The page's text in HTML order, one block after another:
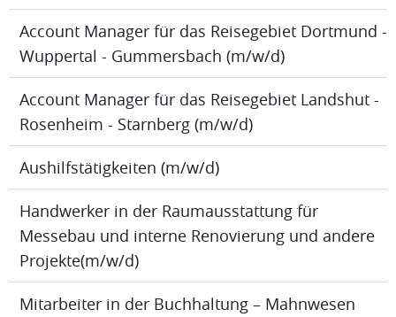
Account Manager für das Reisegebiet Dortmund -
Wuppertal - Gummersbach (m/w/d)
Account Manager für das Reisegebiet Landshut -
Rosenheim - Starnberg (m/w/d)
Aushilfstätigkeiten (m/w/d)
Handwerker in der Raumausstattung für
Messebau und interne Renovierung und andere
Projekte(m/w/d)
Mitarbeiter in der Buchhaltung – Mahnwesen